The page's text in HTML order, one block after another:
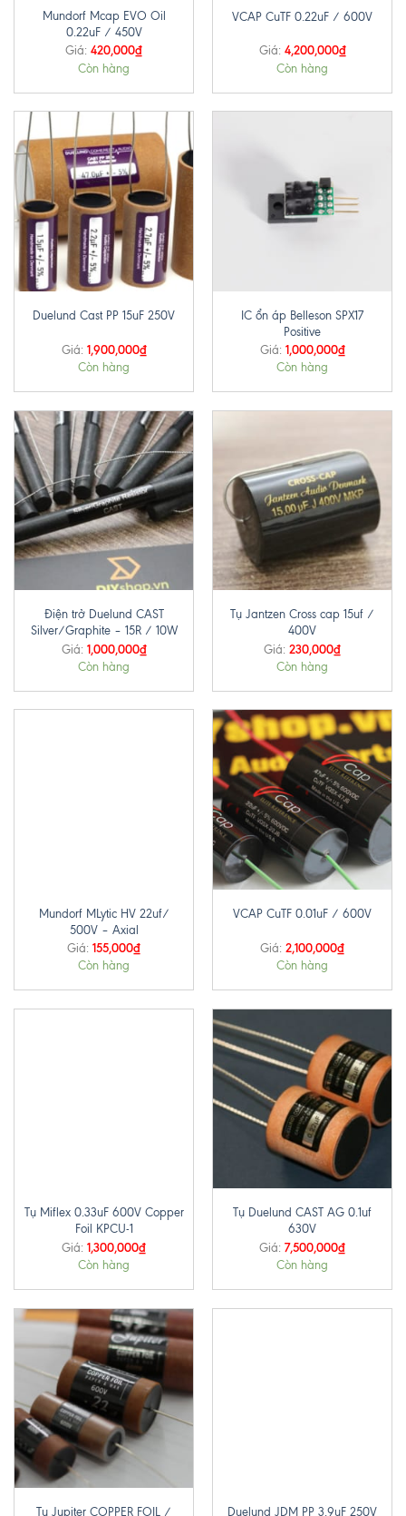
Mundorf Mcap EVO Oil
0.22uF / 450V
Giá: 420,000₫
Còn hàng
VCAP CuTF 0.22uF / 600V
Giá: 4,200,000₫
Còn hàng
Duelund Cast PP 15uF 250V
Giá: 1,900,000₫
Còn hàng
IC ổn áp Belleson SPX17
Positive
Giá: 1,000,000₫
Còn hàng
Điện trở Duelund CAST
Silver/Graphite – 15R / 10W
Giá: 1,000,000₫
Còn hàng
Tụ Jantzen Cross cap 15uf /
400V
Giá: 230,000₫
Còn hàng
Mundorf MLytic HV 22uf/
500V – Axial
Giá: 155,000₫
Còn hàng
VCAP CuTF 0.01uF / 600V
Giá: 2,100,000₫
Còn hàng
Tụ Miflex 0.33uF 600V Copper
Foil KPCU-1
Giá: 1,300,000₫
Còn hàng
Tụ Duelund CAST AG 0.1uf
630V
Giá: 7,500,000₫
Còn hàng
Tụ Jupiter COPPER FOIL /
Duelund JDM PP 3.9uF 250V